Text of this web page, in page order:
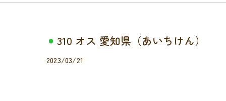
310 オス 愛知県（あいちけん）
2023/03/21